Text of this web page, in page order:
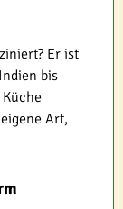
Er ist
bis
Art,